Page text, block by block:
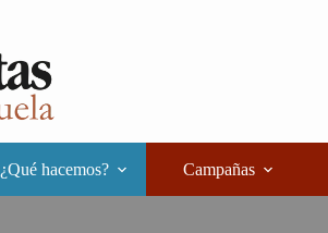
¿Qué hacemos? Campañas